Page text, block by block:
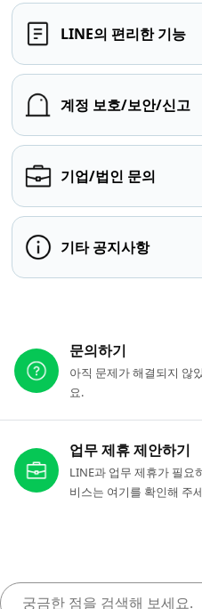
LINE의 편리한 기능
계정 보호/보안/신고
기업/법인 문의
기타 공지사항
문의하기
아직 문제가 해결되지 않
요.
업무 제휴 제안하기
LINE과 업무 제휴가 필요
비스는 여기를 확인해 주